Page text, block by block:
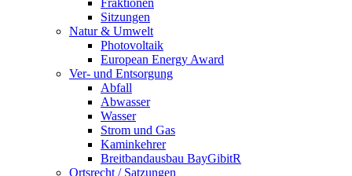
Fraktionen
Sitzungen
Natur & Umwelt
Photovoltaik
European Energy Award
Ver- und Entsorgung
Abfall
Abwasser
Wasser
Strom und Gas
Kaminkehrer
Breitbandausbau BayGibitR
Ortsrecht / Satzungen